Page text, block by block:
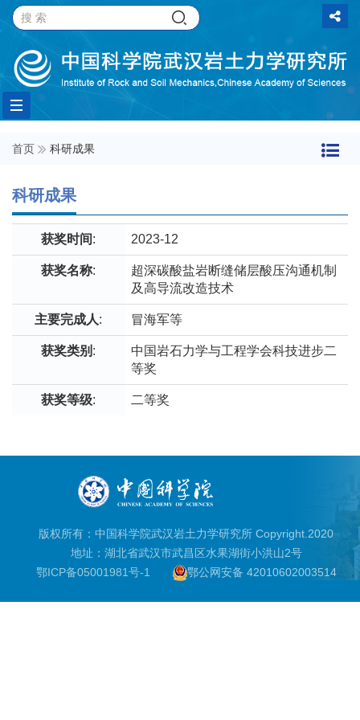
Toggle
navigation
首页 科研成果
科研成果
获奖时间: 2023-12
获奖名称:
超深碳酸盐岩断缝储层酸压沟通机制
及高导流改造技术
主要完成人: 冒海军等
获奖类别 :
中国岩石力学与工程学会科技进步二
等奖
获奖等级: 二等奖
版权所有：中国科学院武汉岩土力学研究所 Copyright.2020
地址：湖北省武汉市武昌区水果湖街小洪山2号
鄂ICP备05001981号-1
鄂公网安备 42010602003514